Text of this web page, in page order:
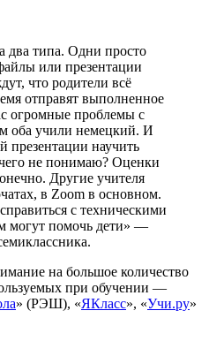
два типа. Одни просто
или презентации
что родители всё
отправят выполненное
огромные проблемы с
оба учили немецкий. И
презентации научить
не понимаю? Оценки
Другие учителя
в Zoom в основном.
с техническими
могут помочь дети» —
на большое количество
при обучении —
» (РЭШ), «ЯКласс», «Учи.ру»